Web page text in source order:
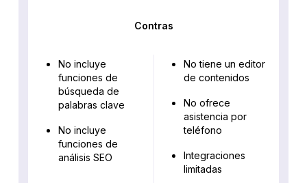
Contras
No incluye
funciones de
búsqueda de
palabras clave
No incluye
funciones de
análisis SEO
No tiene un editor
de contenidos
No ofrece
asistencia por
teléfono
Integraciones
limitadas